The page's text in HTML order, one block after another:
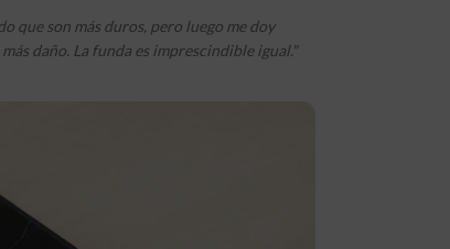
que son más duros, pero luego me doy
daño. La funda es imprescindible igual."